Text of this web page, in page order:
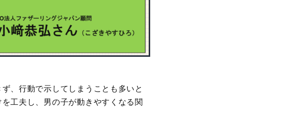
、行動で示してしまうことも多いと
工夫し、男の子が動きやすくなる関